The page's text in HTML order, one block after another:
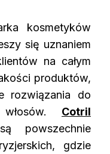
kosmetyków
się uznaniem
na całym
produktów,
rozwiązania do
Cotril
powszechnie
gdzie